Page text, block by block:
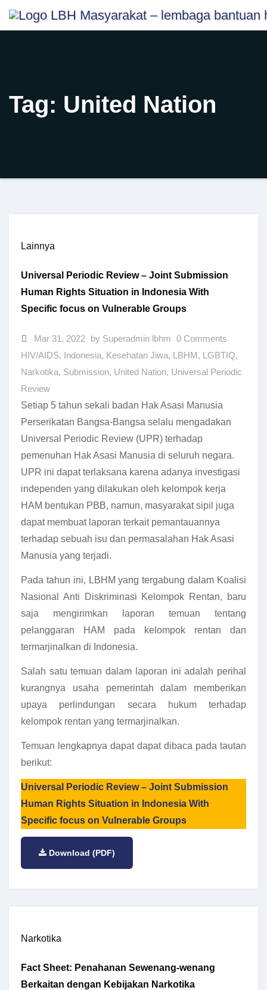
content
Skip
Tag: United Nation
Lainnya
Universal Periodic Review – Joint Submission
Human Rights Situation in Indonesia With
Specific focus on Vulnerable Groups
Mar 31, 2022 by Superadmin lbhm 0 Comments
HIV/AIDS, Indonesia, Kesehatan Jiwa, LBHM, LGBTIQ,
Narkotika, Submission, United Nation, Universal Periodic
Review
Setiap 5 tahun sekali badan Hak Asasi Manusia
Perserikatan Bangsa-Bangsa selalu mengadakan
Universal Periodic Review (UPR) terhadap
pemenuhan Hak Asasi Manusia di seluruh negara.
UPR ini dapat terlaksana karena adanya investigasi
independen yang dilakukan oleh kelompok kerja
HAM bentukan PBB, namun, masyarakat sipil juga
dapat membuat laporan terkait pemantauannya
terhadap sebuah isu dan permasalahan Hak Asasi
Manusia yang terjadi.
Pada tahun ini, LBHM yang tergabung dalam Koalisi
Nasional Anti Diskriminasi Kelompok Rentan, baru
saja mengirimkan laporan temuan tentang
pelanggaran HAM pada kelompok rentan dan
termarjinalkan di Indonesia.
Salah satu temuan dalam laporan ini adalah perihal
kurangnya usaha pemerintah dalam memberikan
upaya perlindungan secara hukum terhadap
kelompok rentan yang termarjinalkan.
Temuan lengkapnya dapat dapat dibaca pada tautan
berikut:
Universal Periodic Review – Joint Submission
Human Rights Situation in Indonesia With
Specific focus on Vulnerable Groups
Download (PDF)
Narkotika
Fact Sheet: Penahanan Sewenang-wenang
Berkaitan dengan Kebijakan Narkotika